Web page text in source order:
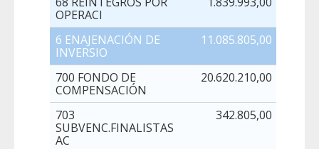
OPERACI
6 ENAJENACIÓN DE
INVERSIO
11.085.805,00
700 FONDO DE
COMPENSACIÓN
20.620.210,00
703
SUBVENC.FINALISTAS
AC
342.805,00